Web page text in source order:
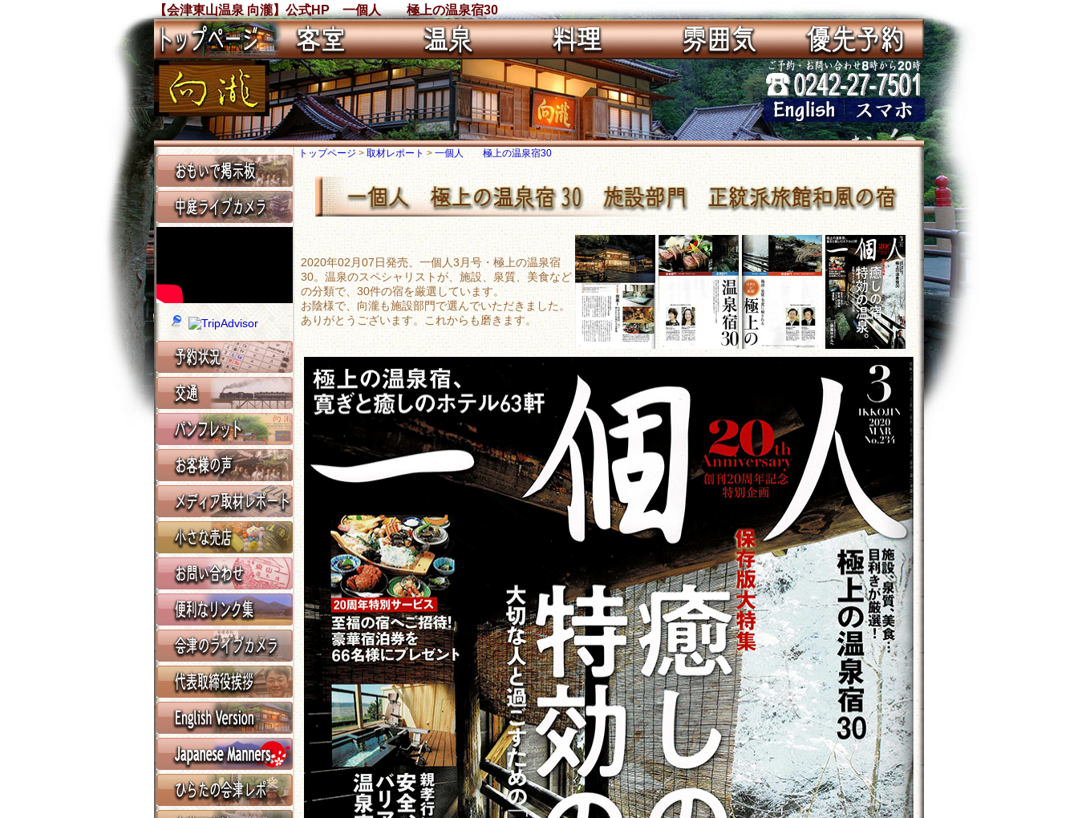
【会津東山温泉 向瀧】公式HP 一個人 極上の温泉宿30
トップページ> 取材レポート> 一個人 極上の温泉宿30
2020年02月07日発売、一個人3月号・極上の温泉宿
30。温泉のスペシャリストが、施設、泉質、美食など
の分類で、30件の宿を厳選しています。
お陰様で、向瀧も施設部門で選んでいただきました。
ありがとうございます。これからも磨きます。